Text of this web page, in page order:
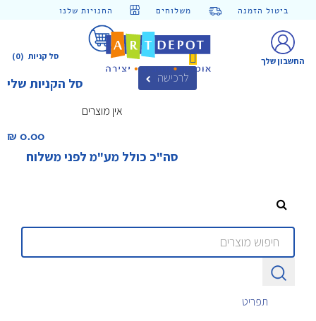
ביטול הזמנה משלוחים החנויות שלנו
(0) סל קניות
סל הקניות שלי לרכישה
אין מוצרים
0.00 ₪‎
סה"כ כולל מע"מ לפני משלוח
החשבון שלך
תפריט